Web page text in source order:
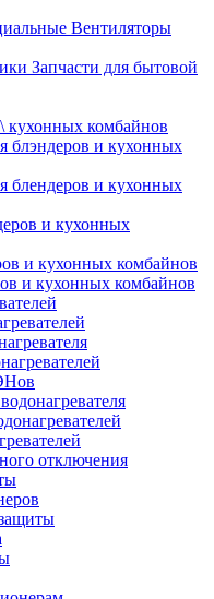
Вентиляторы
Запчасти для бытовой
кухонных комбайнов
блэндеров и кухонных
блендеров и кухонных
и кухонных
и кухонных комбайнов
и кухонных комбайнов
отключения